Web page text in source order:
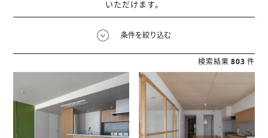
いただけます。
条件を絞り込む
検索結果 803 件